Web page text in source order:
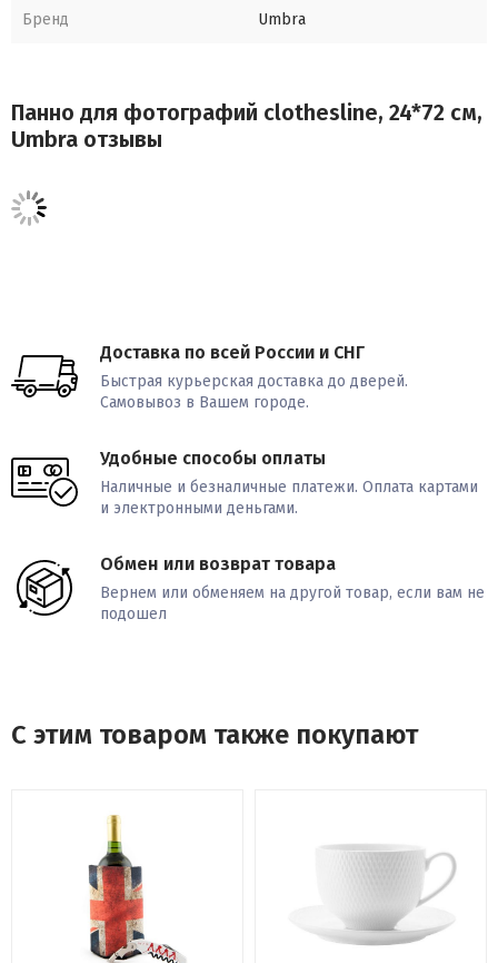
Бренд Umbra
Панно для фотографий clothesline, 24*72 см,
Umbra отзывы
Доставка по всей России и СНГ
Быстрая курьерская доставка до дверей.
Самовывоз в Вашем городе.
Удобные способы оплаты
Наличные и безналичные платежи. Оплата картами
и электронными деньгами.
Обмен или возврат товара
Вернем или обменяем на другой товар, если вам не
подошел
С этим товаром также покупают